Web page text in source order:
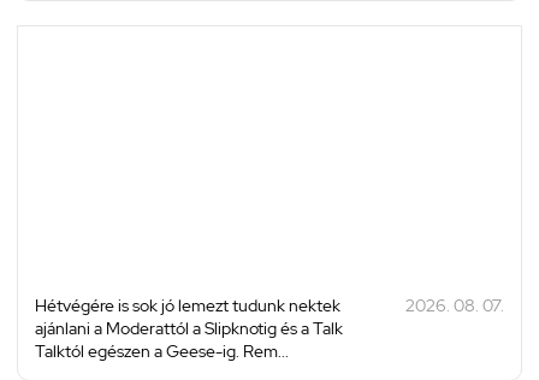
Hétvégére is sok jó lemezt tudunk nektek
ajánlani a Moderattól a Slipknotig és a Talk
Talktól egészen a Geese-ig. Rem...
2026. 08. 07.